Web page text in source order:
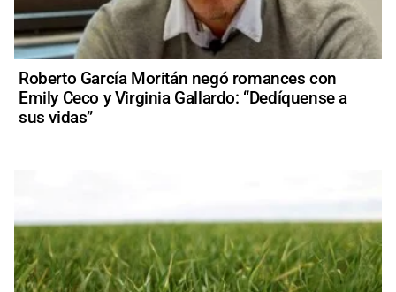
Roberto García Moritán negó romances con
Emily Ceco y Virginia Gallardo: “Dedíquense a
sus vidas”